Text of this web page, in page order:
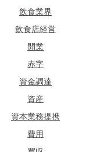
飲食業界
飲食店経営
開業
赤字
資金調達
資産
資本業務提携
費用